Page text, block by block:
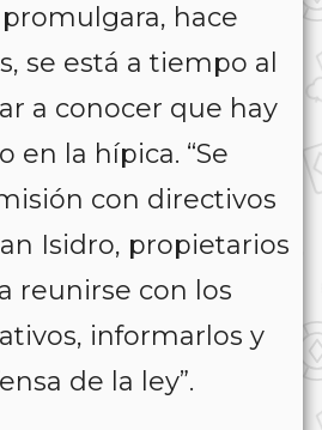
hace
se está a tiempo al
a conocer que hay
en la hípica. “Se
con directivos
Isidro, propietarios
reunirse con los
informarlos y
de la ley”.